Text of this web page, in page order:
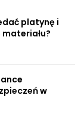
platynę i
w